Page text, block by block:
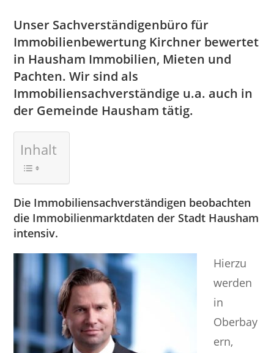
Unser Sachverständigenbüro für
Immobilienbewertung Kirchner bewertet
in Hausham Immobilien, Mieten und
Pachten. Wir sind als
Immobiliensachverständige u.a. auch in
der Gemeinde Hausham tätig.
Inhalt
Die Immobiliensachverständigen beobachten
die Immobilienmarktdaten der Stadt Hausham
intensiv.
Hierzu
werden
in
Oberbay
ern,